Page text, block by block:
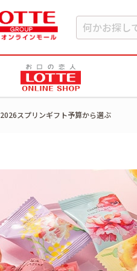
2026スプリンギフト予算から選ぶ